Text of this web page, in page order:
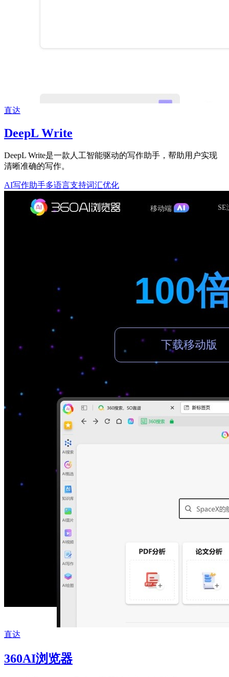
直达
DeepL Write
DeepL Write是一款人工智能驱动的写作助手，帮助用户实现
清晰准确的写作。
AI写作助手多语言支持词汇优化
直达
360AI浏览器